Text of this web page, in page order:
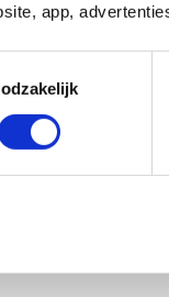
app,
Ja
1 MB
, 676 KB